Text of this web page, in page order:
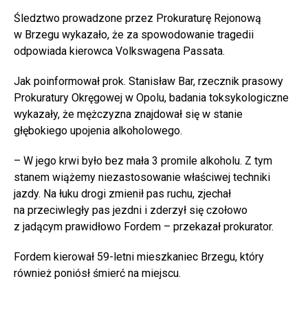
Śledztwo prowadzone przez Prokuraturę Rejonową
w Brzegu wykazało, że za spowodowanie tragedii
odpowiada kierowca Volkswagena Passata.
Jak poinformował prok. Stanisław Bar, rzecznik prasowy
Prokuratury Okręgowej w Opolu, badania toksykologiczne
wykazały, że mężczyzna znajdował się w stanie
głębokiego upojenia alkoholowego.
– W jego krwi było bez mała 3 promile alkoholu. Z tym
stanem wiążemy niezastosowanie właściwej techniki
jazdy. Na łuku drogi zmienił pas ruchu, zjechał
na przeciwległy pas jezdni i zderzył się czołowo
z jadącym prawidłowo Fordem – przekazał prokurator.
Fordem kierował 59-letni mieszkaniec Brzegu, który
również poniósł śmierć na miejscu.